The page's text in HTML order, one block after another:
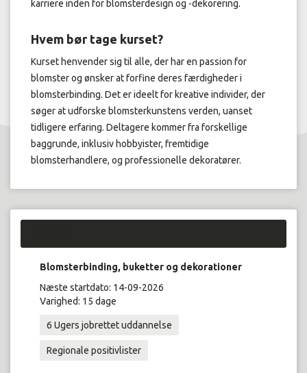
karriere inden for blomsterdesign og -dekorering.
Hvem bør tage kurset?
Kurset henvender sig til alle, der har en passion for
blomster og ønsker at forfine deres færdigheder i
blomsterbinding. Det er ideelt for kreative individer, der
søger at udforske blomsterkunstens verden, uanset
tidligere erfaring. Deltagere kommer fra forskellige
baggrunde, inklusiv hobbyister, fremtidige
blomsterhandlere, og professionelle dekoratører.
Blomsterbinding, buketter og dekorationer
6 Ugers jobrettet uddannelse
Regionale positivlister
Næste startdato: 14-09-2026
Varighed: 15 dage